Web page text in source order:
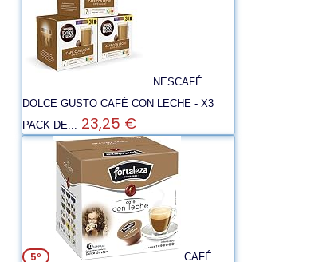
NESCAFÉ
DOLCE GUSTO CAFÉ CON LECHE - X3
PACK DE... 23,25 €
5º
CAFÉ